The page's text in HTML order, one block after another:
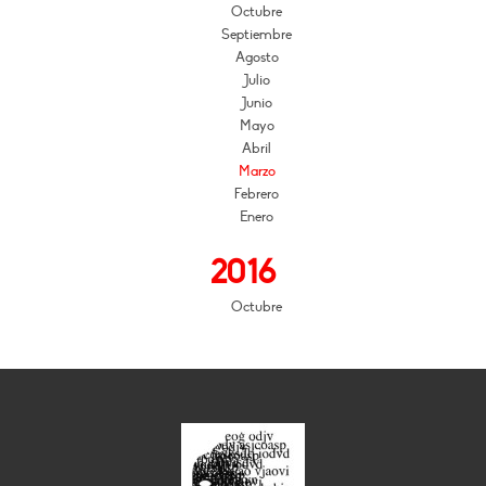
Octubre
Septiembre
Agosto
Julio
Junio
Mayo
Abril
Marzo
Febrero
Enero
2016
Octubre